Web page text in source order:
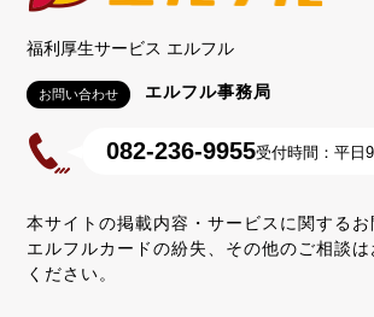
福利厚生サービス エルフル
お問い合わせ エルフル事務局
082-236-9955受付時間：平日
本サイトの掲載内容・サービスに関するお
エルフルカードの紛失、その他のご相談
ください。